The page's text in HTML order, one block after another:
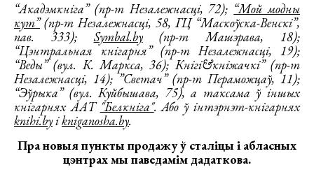
“Акадэмкніга” (пр-т Незалежнасці, 72); “Мой модны
кут”(пр-т Незалежнасці, 58, ГЦ “Маскоўска-Венскі”,
пав. 333);Symbal.by(пр-т Машэрава, 18);
“Цэнтральная кнігарня” (пр-т Незалежнасці, 19);
“Веды” (вул. К. Маркса, 36); Кнігі&кніжачкі” (пр-т
Незалежнасці, 14); ”Светач” (пр-т Пераможцаў, 11);
“Эўрыка” (вул. Куйбышава, 75), а таксама ў іншых
кнігарнях ААТ "Белкніга". Або ў інтэрнэт-кнігарнях
knihi.byіkniganosha.by.
Пра новыя пункты продажу ў сталіцы і абласных
цэнтрах мы паведамім дадаткова.